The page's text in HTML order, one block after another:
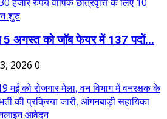
5 अगस्त को जॉब फेयर में 137 पदों...
2026 0